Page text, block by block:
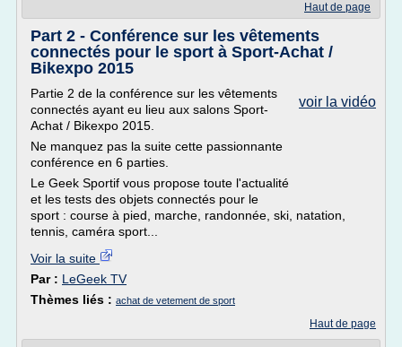
Haut de page
Part 2 - Conférence sur les vêtements
connectés pour le sport à Sport-Achat /
Bikexpo 2015
voir la vidéo
Partie 2 de la conférence sur les vêtements
connectés ayant eu lieu aux salons Sport-
Achat / Bikexpo 2015.
Ne manquez pas la suite cette passionnante
conférence en 6 parties.
Le Geek Sportif vous propose toute l'actualité
et les tests des objets connectés pour le
sport : course à pied, marche, randonnée, ski, natation,
tennis, caméra sport...
Voir la suite
Par : LeGeek TV
Thèmes liés : achat de vetement de sport
Haut de page